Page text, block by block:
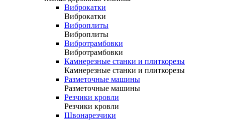
Виброкатки
Виброкатки
Виброплиты
Виброплиты
Вибротрамбовки
Вибротрамбовки
Камнерезные станки и плиткорезы
Камнерезные станки и плиткорезы
Разметочные машины
Разметочные машины
Резчики кровли
Резчики кровли
Швонарезчики